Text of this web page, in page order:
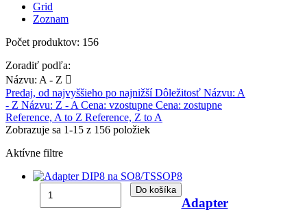
Grid
Zoznam
Počet produktov: 156
Zoradiť podľa:
Názvu: A - Z 
Predaj, od najvyššieho po najnižšíDôležitosť Názvu: A
- Z Názvu: Z - A Cena: vzostupne Cena: zostupne
Reference, A to Z Reference, Z to A
Zobrazuje sa 1-15 z 156 položiek
Aktívne filtre
Do košíka
Adapter